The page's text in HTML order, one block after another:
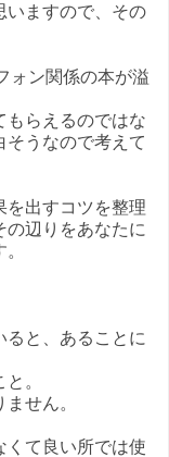
いますので、その
ォン関係の本が溢
もらえるのではな
そうなので考えて
を出すコツを整理
の辺りをあなたに
ると、あることに
。
せん。
くて良い所では使